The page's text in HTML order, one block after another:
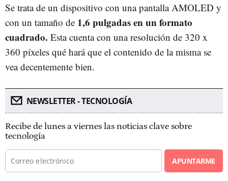
Se trata de un dispositivo con una pantalla AMOLED y
con un tamaño de 1,6 pulgadas en un formato
cuadrado. Esta cuenta con una resolución de 320 x
360 píxeles qué hará que el contenido de la misma se
vea decentemente bien.
NEWSLETTER - TECNOLOGÍA
Recibe de lunes a viernes las noticias clave sobre
tecnología
APUNTARME